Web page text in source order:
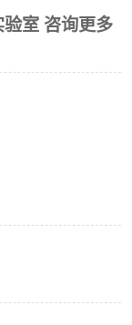
室 咨询更多